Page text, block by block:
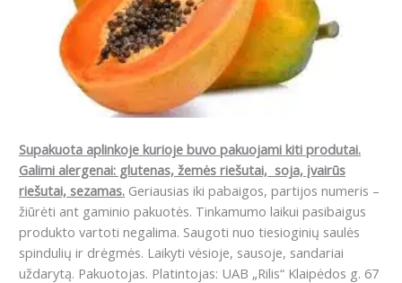
Supakuota aplinkoje kurioje buvo pakuojami kiti produtai.
Galimi alergenai: glutenas, žemės riešutai, soja, įvairūs
riešutai, sezamas. Geriausias iki pabaigos, partijos numeris –
žiūrėti ant gaminio pakuotės. Tinkamumo laikui pasibaigus
produkto vartoti negalima. Saugoti nuo tiesioginių saulės
spindulių ir drėgmės. Laikyti vėsioje, sausoje, sandariai
uždarytą. Pakuotojas. Platintojas: UAB „Rilis“ Klaipėdos g. 67